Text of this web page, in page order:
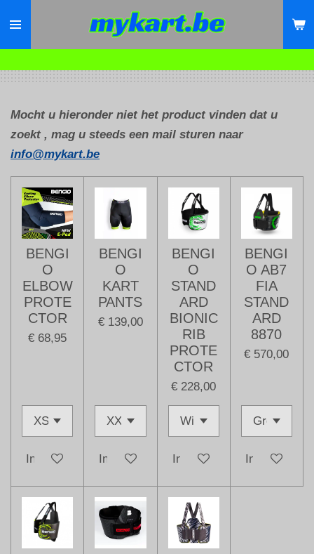
de
Mocht u hieronder niet het product vinden dat u
zoekt , mag u steeds een mail sturen naar
info@mykart.be
BENGI
O
ELBOW
PROTE
CTOR
€ 68,95
In winkelwagen
BENGI
O
KART
PANTS
€ 139,00
In winkelwagen
BENGI
O
STAND
ARD
BIONIC
RIB
PROTE
CTOR
€ 228,00
In winkelwagen
BENGI
O AB7
FIA
STAND
ARD
8870
€ 570,00
In